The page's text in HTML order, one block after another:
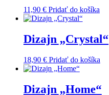
11,90 € Pridať do košíka
Dizajn „Crystal“
18,90 € Pridať do košíka
Dizajn „Home“